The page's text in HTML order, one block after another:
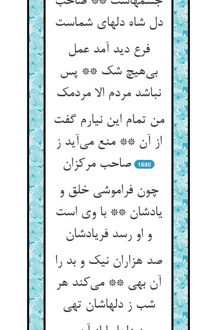
دل شاه دلهای شماست‌‌
فرع دید آمد عمل
بی‌‌هیچ شک ** پس
من تمام این نیارم گفت
از آن ** منع می‌‌آید ز
1680
چون فراموشی خلق و
یادشان ** با وی است
صد هزاران نیک و بد را
آن بهی ** می‌‌کند هر
شب ز دلهاشان تهی‌‌